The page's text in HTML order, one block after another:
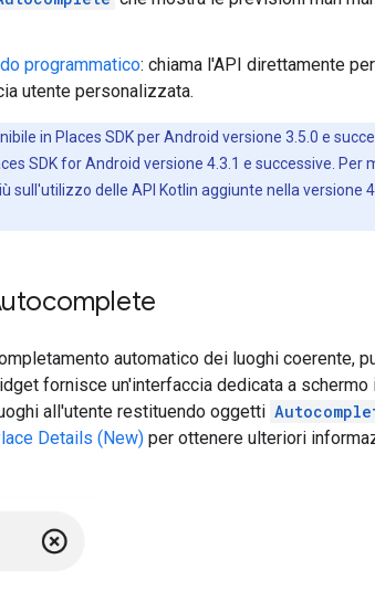
programmatico: chiama l'API direttamente
utente personalizzata.
in Places SDK per Android versione 3.5.0 e
SDK for Android versione 4.3.1 e successive. Per
sull'utilizzo delle API Kotlin aggiunte nella versione
automatico dei luoghi coerente,
fornisce un'interfaccia dedicata a
all'utente restituendo oggetti
Details (New) per ottenere ulteriori